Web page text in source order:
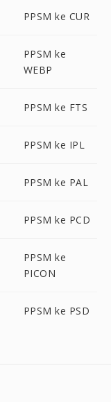
PPSM ke CUR
PPSM ke
WEBP
PPSM ke FTS
PPSM ke IPL
PPSM ke PAL
PPSM ke PCD
PPSM ke
PICON
PPSM ke PSD